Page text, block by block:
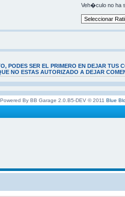
Veh�culo no ha
PODES SER EL PRIMERO EN DEJAR TUS
NO ESTAS AUTORIZADO A DEJAR
Powered By BB Garage 2.0.B5-DEV © 2011 Blue